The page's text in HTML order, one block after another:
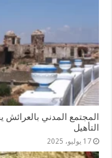
المجتمع المدني
التأهيل
17 يوليو، 2025